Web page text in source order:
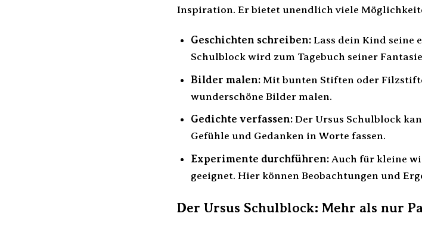
Inspiration. Er bietet unendlich viele
Geschichten schreiben:Lass dein Kind seine
Schulblock wird zum Tagebuch seiner
Bilder malen:Mit bunten Stiften oder
wunderschöne Bilder malen.
Gedichte verfassen:Der Ursus Schulblock
Gefühle und Gedanken in Worte fassen.
Experimente durchführen:Auch für kleine
geeignet. Hier können Beobachtungen und
Der Ursus Schulblock: Mehr als nur